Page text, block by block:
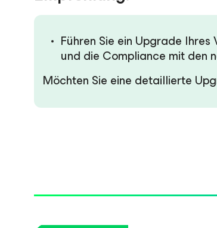
Führen Sie ein Upgrade
und die Compliance mit den
Möchten Sie eine detaillierte